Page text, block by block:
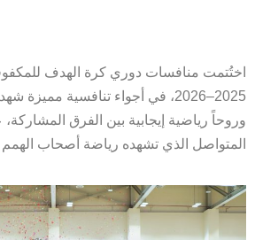
اختُتمت منافسات دوري كرة الهدف
2025–2026، في أجواء تنافسية
وروحاً رياضية إيجابية بين الفرق
المتواصل الذي تشهده رياضة أصحاب الهمم